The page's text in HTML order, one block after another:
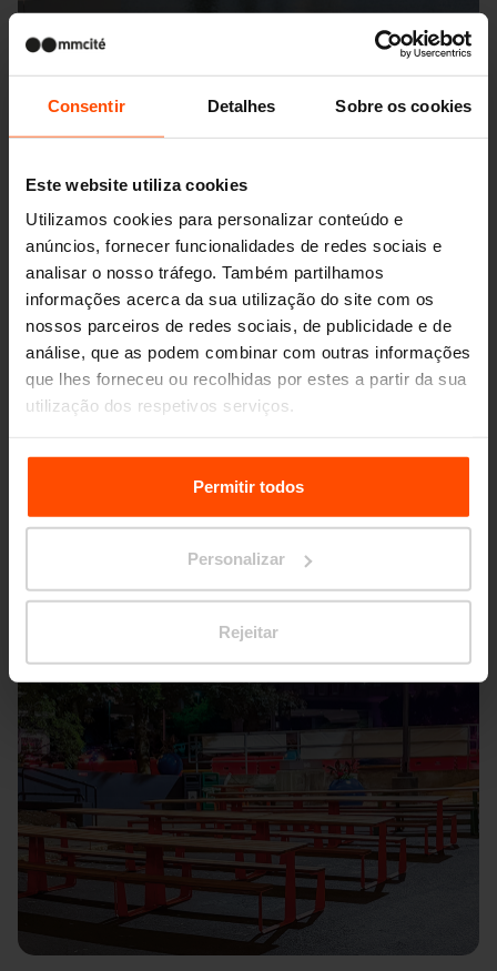
Consentir Detalhes Sobre os cookies
Este website utiliza cookies
Utilizamos cookies para personalizar conteúdo e
anúncios, fornecer funcionalidades de redes sociais e
analisar o nosso tráfego. Também partilhamos
informações acerca da sua utilização do site com os
nossos parceiros de redes sociais, de publicidade e de
análise, que as podem combinar com outras informações
que lhes forneceu ou recolhidas por estes a partir da sua
utilização dos respetivos serviços.
Para mais informações, por favor visitePrinciples
Relating to the Processing Personal Data.
Permitir todos
Personalizar
Rejeitar